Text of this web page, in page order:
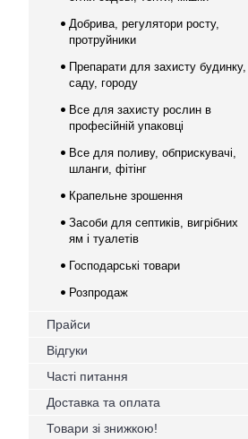
Добрива, регулятори росту,
протруйники
Препарати для захисту будинку,
саду, городу
Все для захисту рослин в
професійній упаковці
Все для поливу, обприскувачі,
шланги, фітінг
Крапельне зрошення
Засоби для септиків, вигрібних
ям і туалетів
Господарські товари
Розпродаж
Прайси
Відгуки
Часті питання
Доставка та оплата
Товари зі знижкою!